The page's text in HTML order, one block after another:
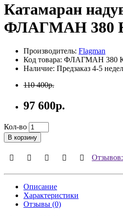
Катамаран
ФЛАГМАН 380
Производитель: Flagman
Код товара: ФЛАГМАН 380
Наличие: Предзаказ 4-5
110 400р.
97 600р.
Кол-во
В корзину
Описание
Характеристики
Отзывы (0)